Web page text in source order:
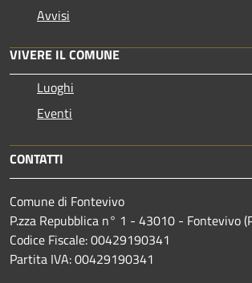
Avvisi
VIVERE IL COMUNE
Luoghi
Eventi
CONTATTI
Comune di Fontevivo
P.zza Repubblica n° 1 - 43010 - Fontevivo
Codice Fiscale: 00429190341
Partita IVA: 00429190341